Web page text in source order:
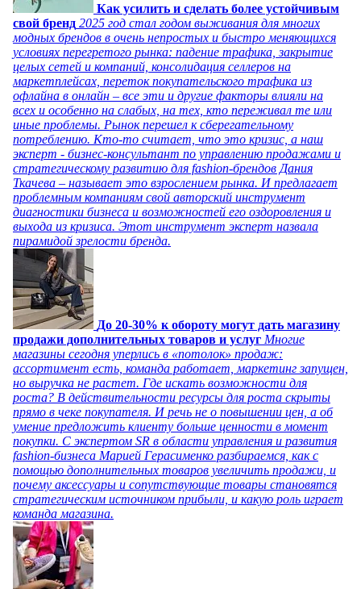
Как усилить и сделать более устойчивым
свой бренд 2025 год стал годом выживания для многих
модных брендов в очень непростых и быстро меняющихся
условиях перегретого рынка: падение трафика, закрытие
целых сетей и компаний, консолидация селлеров на
маркетплейсах, переток покупательского трафика из
офлайна в онлайн – все эти и другие факторы влияли на
всех и особенно на слабых, на тех, кто переживал те или
иные проблемы. Рынок перешел к сберегательному
потреблению. Кто-то считает, что это кризис, а наш
эксперт - бизнес-консультант по управлению продажами и
стратегическому развитию для fashion-брендов Дания
Ткачева – называет это взрослением рынка. И предлагает
проблемным компаниям свой авторский инструмент
диагностики бизнеса и возможностей его оздоровления и
выхода из кризиса. Этот инструмент эксперт назвала
пирамидой зрелости бренда.
До 20-30% к обороту могут дать магазину
продажи дополнительных товаров и услуг Многие
магазины сегодня уперлись в «потолок» продаж:
ассортимент есть, команда работает, маркетинг запущен,
но выручка не растет. Где искать возможности для
роста? В действительности ресурсы для роста скрыты
прямо в чеке покупателя. И речь не о повышении цен, а об
умение предложить клиенту больше ценности в момент
покупки. С экспертом SR в области управления и развития
fashion-бизнеса Марией Герасименко разбираемся, как с
помощью дополнительных товаров увеличить продажи, и
почему аксессуары и сопутствующие товары становятся
стратегическим источником прибыли, и какую роль играет
команда магазина.